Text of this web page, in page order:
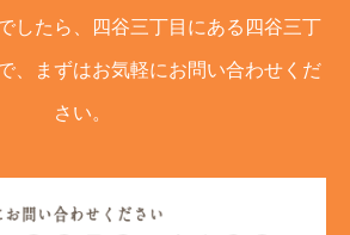
したら、四谷三丁目にある四谷三丁
、まずはお気軽にお問い合わせくだ
さい。